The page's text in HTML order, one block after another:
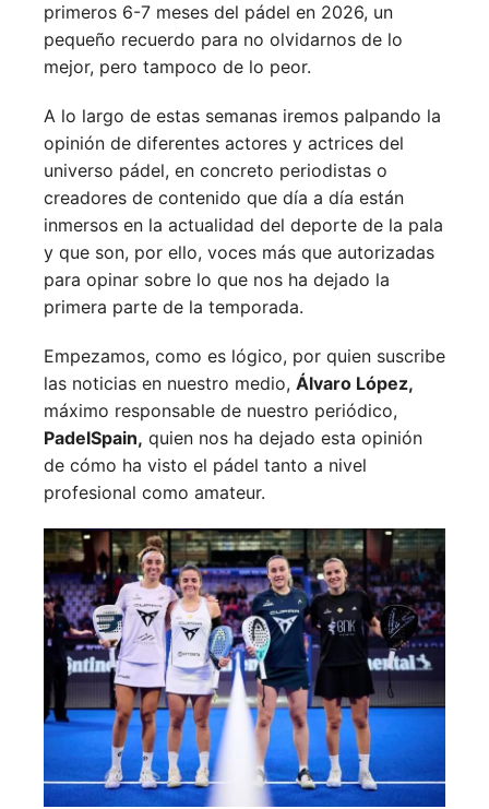
primeros 6-7 meses del pádel en 2026, un
pequeño recuerdo para no olvidarnos de lo
mejor, pero tampoco de lo peor.
A lo largo de estas semanas iremos palpando la
opinión de diferentes actores y actrices del
universo pádel, en concreto periodistas o
creadores de contenido que día a día están
inmersos en la actualidad del deporte de la pala
y que son, por ello, voces más que autorizadas
para opinar sobre lo que nos ha dejado la
primera parte de la temporada.
Empezamos, como es lógico, por quien suscribe
las noticias en nuestro medio, Álvaro López,
máximo responsable de nuestro periódico,
PadelSpain, quien nos ha dejado esta opinión
de cómo ha visto el pádel tanto a nivel
profesional como amateur.